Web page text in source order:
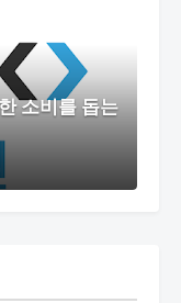
소비를 돕는